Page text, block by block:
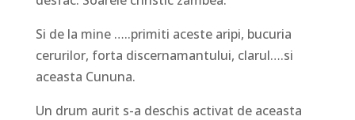
Si de la mine …..primiti aceste aripi, bucuria
cerurilor, forta discernamantului, clarul….si
aceasta Cununa.
Un drum aurit s-a deschis activat de aceasta